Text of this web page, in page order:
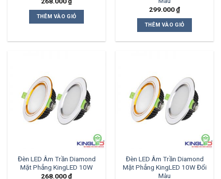
THÊM VÀO GIỎ
299.000₫
THÊM VÀO GIỎ
Đèn LED Âm Trần Diamond
Mặt Phẳng KingLED 10W
268.000₫
Đèn LED Âm Trần Diamond
Mặt Phẳng KingLED 10W Đổi
Màu